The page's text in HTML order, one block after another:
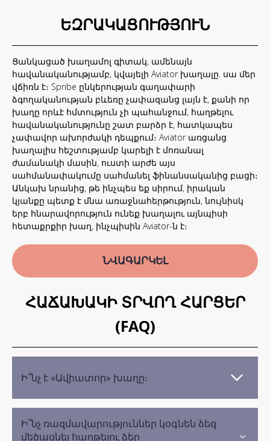
ԵԶՐԱԿԱՑՈՒԹՅՈՒՆ
Ցանկացած խաղամոլ գիտակ, ամենայն
հավանականությամբ, կվայելի Aviator խաղալը. սա մեր
վճիռն է։ Spribe ընկերության գաղափարի
ձգողականության բևեռը չափազանց լայն է, քանի որ
խաղը որևէ հմտություն չի պահանջում, հաղթելու
հավանականությունը շատ բարձր է, հատկապես
չափավոր ախորժակի դեպքում։ Aviator առցանց
խաղալիս հեշտությամբ կարելի է մոռանալ
ժամանակի մասին, ուստի արժե այս
սահմանափակումը սահմանել ֆինանսականից բացի։
Անկախ նրանից, թե ինչպես եք սիրում, իրական
կյանքը պետք է մնա առաջնահերթություն, նույնիսկ
երբ հնարավորություն ունեք խաղալու այնպիսի
հետաքրքիր խաղ, ինչպիսին Aviator-ն է։
ՆՎԱԳԱՐԿԵԼ
ՀԱՃԱԽԱԿԻ ՏՐՎՈՂ ՀԱՐՑԵՐ
(FAQ)
Ի՞նչ է «Ավիատոր» խաղը։
Ի՞նչ ռազմավարություններ կօգնեն ձեզ
մեծացնել հաղթելու ձեր